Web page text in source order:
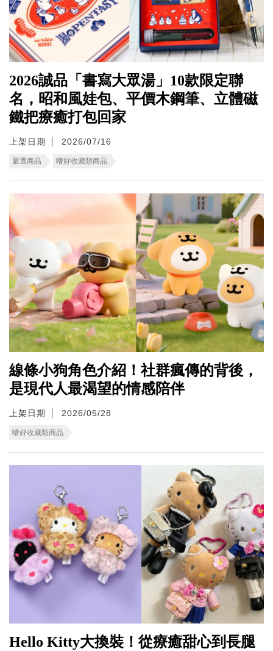
2026誠品「書寫大眾湯」10款限定聯
名，昭和風娃包、平價木鋼筆、立體磁
鐵把療癒打包回家
上架日期 2026/07/16
嚴選商品 嗜好收藏類商品
線條小狗角色介紹！社群瘋傳的背後，
是現代人最渴望的情感陪伴
上架日期 2026/05/28
嗜好收藏類商品
Hello Kitty大換裝！從療癒甜心到長腿